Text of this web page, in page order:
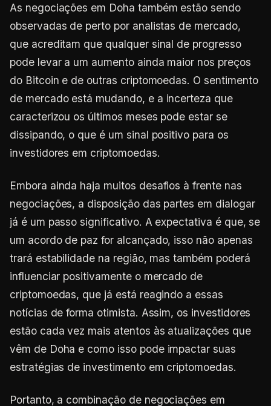
As negociações em Doha também estão sendo
observadas de perto por analistas de mercado,
que acreditam que qualquer sinal de progresso
pode levar a um aumento ainda maior nos preços
do Bitcoin e de outras criptomoedas. O sentimento
de mercado está mudando, e a incerteza que
caracterizou os últimos meses pode estar se
dissipando, o que é um sinal positivo para os
investidores em criptomoedas.
Embora ainda haja muitos desafios à frente nas
negociações, a disposição das partes em dialogar
já é um passo significativo. A expectativa é que, se
um acordo de paz for alcançado, isso não apenas
trará estabilidade na região, mas também poderá
influenciar positivamente o mercado de
criptomoedas, que já está reagindo a essas
notícias de forma otimista. Assim, os investidores
estão cada vez mais atentos às atualizações que
vêm de Doha e como isso pode impactar suas
estratégias de investimento em criptomoedas.
Portanto, a combinação de negociações em